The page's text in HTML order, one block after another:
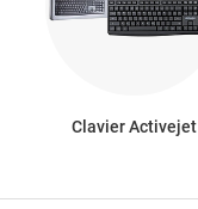
Clavier Activejet